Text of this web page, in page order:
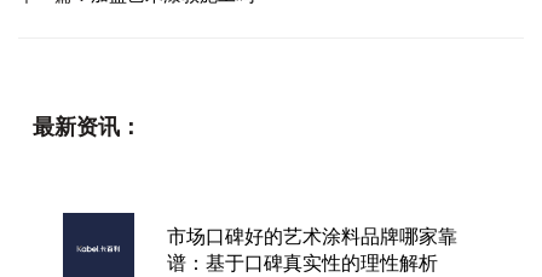
最新资讯：
市场口碑好的艺术涂料品牌哪家靠
谱：基于口碑真实性的理性解析